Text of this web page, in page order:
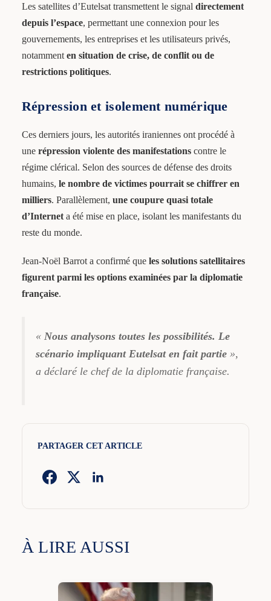
Les satellites d’Eutelsat transmettent le signal directement
depuis l’espace, permettant une connexion pour les
gouvernements, les entreprises et les utilisateurs privés,
notamment en situation de crise, de conflit ou de
restrictions politiques.
Répression et isolement numérique
Ces derniers jours, les autorités iraniennes ont procédé à
une répression violente des manifestationscontre le
régime clérical. Selon des sources de défense des droits
humains, le nombre de victimes pourrait se chiffrer en
milliers. Parallèlement, une coupure quasi totale
d’Interneta été mise en place, isolant les manifestants du
reste du monde.
Jean-Noël Barrot a confirmé que les solutions satellitaires
figurent parmi les options examinées par la diplomatie
française.
« Nous analysons toutes les possibilités. Le
scénario impliquant Eutelsat en fait partie»,
a déclaré le chef de la diplomatie française.
PARTAGER CET ARTICLE
À LIRE AUSSI